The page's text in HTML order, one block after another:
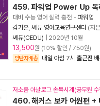
459. 파워업 Power Up 독
대비 수능 영어 실력 충전 - 파워업
김기훈 쎄듀 영어교육연구센터 (지
쎄듀(CEDU)
2020년 10월
13,500원 (10% 할인 / 750원)
양탄자배송 내일 아침 7시 출근전
저소음 아날로그 손목시계(공무원
460. 해커스 보카 어원편 +